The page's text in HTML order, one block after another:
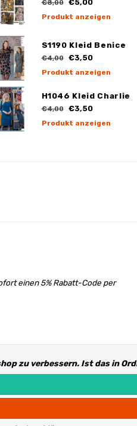
€8,00 €5,00
Produkt anzeigen
S1190 Kleid Benice
€4,00 €3,50
Produkt anzeigen
H1046 Kleid Charlie
€4,00 €3,50
Produkt anzeigen
einen 5% Rabatt-Code per
zu verbessern. Ist das in